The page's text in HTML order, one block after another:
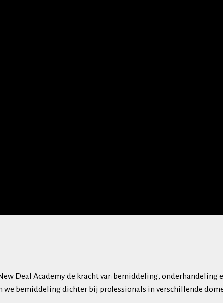
Deal Academy de kracht van bemiddeling,
we bemiddeling dichter bij professionals in verschillende